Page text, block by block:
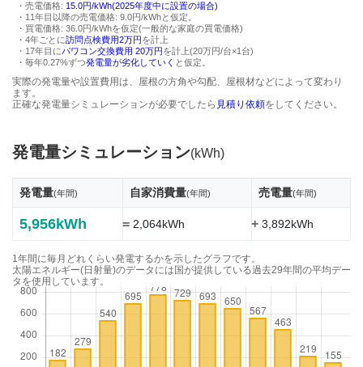
・売電価格: 15.0円/kWh(2025年度中に設置の場合)
・11年目以降の売電価格: 9.0円/kWhと仮定。
・買電価格: 36.0円/kWhを仮定(一般的な家庭の買電価格)
・4年ごとに訪問点検費用2万円を計上
・17年目にパワコン交換費用 20万円を計上(20万円/台×1台)
・毎年0.27%ずつ発電量が劣化していく と仮定。
実際の発電量や設置費用は、屋根の方角や勾配、屋根材などによって変わり
ます。
正確な発電量シミュレーションが必要でしたら 見積り依頼をしてください。
発電量シミュレーション(kWh)
発電量(年間) 自家消費量(年間) 売電量(年間)
5,956kWh =2,064kWh +3,892kWh
1年間に毎月どれくらい発電するかを示したグラフです。
太陽エネルギー(日射量)のデータには国が提供している過去29年間の平均デー
タを使用しています。